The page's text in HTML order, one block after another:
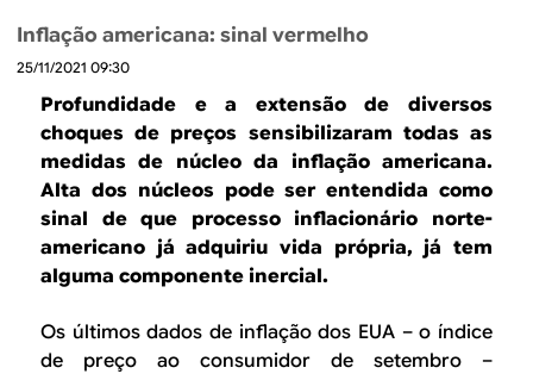
I
i
d
e
b
u
s
c
Inflação americana: sinal vermelho
25/11/2021 09:30
Profundidade e a extensão de diversos
choques de preços sensibilizaram todas as
medidas de núcleo da inflação americana.
Alta dos núcleos pode ser entendida como
sinal de que processo inflacionário norte-
americano já adquiriu vida própria, já tem
alguma componente inercial.
Os últimos dados de inflação dos EUA – o índice
de preço ao consumidor de setembro –